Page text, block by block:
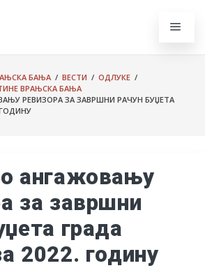
БАЊА / ВЕСТИ / ОДЛУКЕ /
ВРАЊСКА БАЊА
РЕВИЗОРА ЗА ЗАВРШНИ РАЧУН БУЏЕТА
ангажовању
за завршни
града
2022. годину